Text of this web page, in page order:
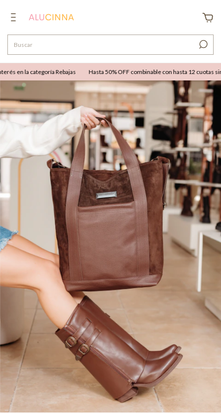
en la categoría Rebajas Hasta 50% OFF combinable con hasta 12 cuotas sin